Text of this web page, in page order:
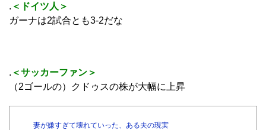
. ＜ドイツ人＞
ガーナは2試合とも3‐2だな
. ＜サッカーファン＞
（2ゴールの）クドゥスの株が大幅に上昇
妻が嫌すぎて壊れていった、ある夫の現実